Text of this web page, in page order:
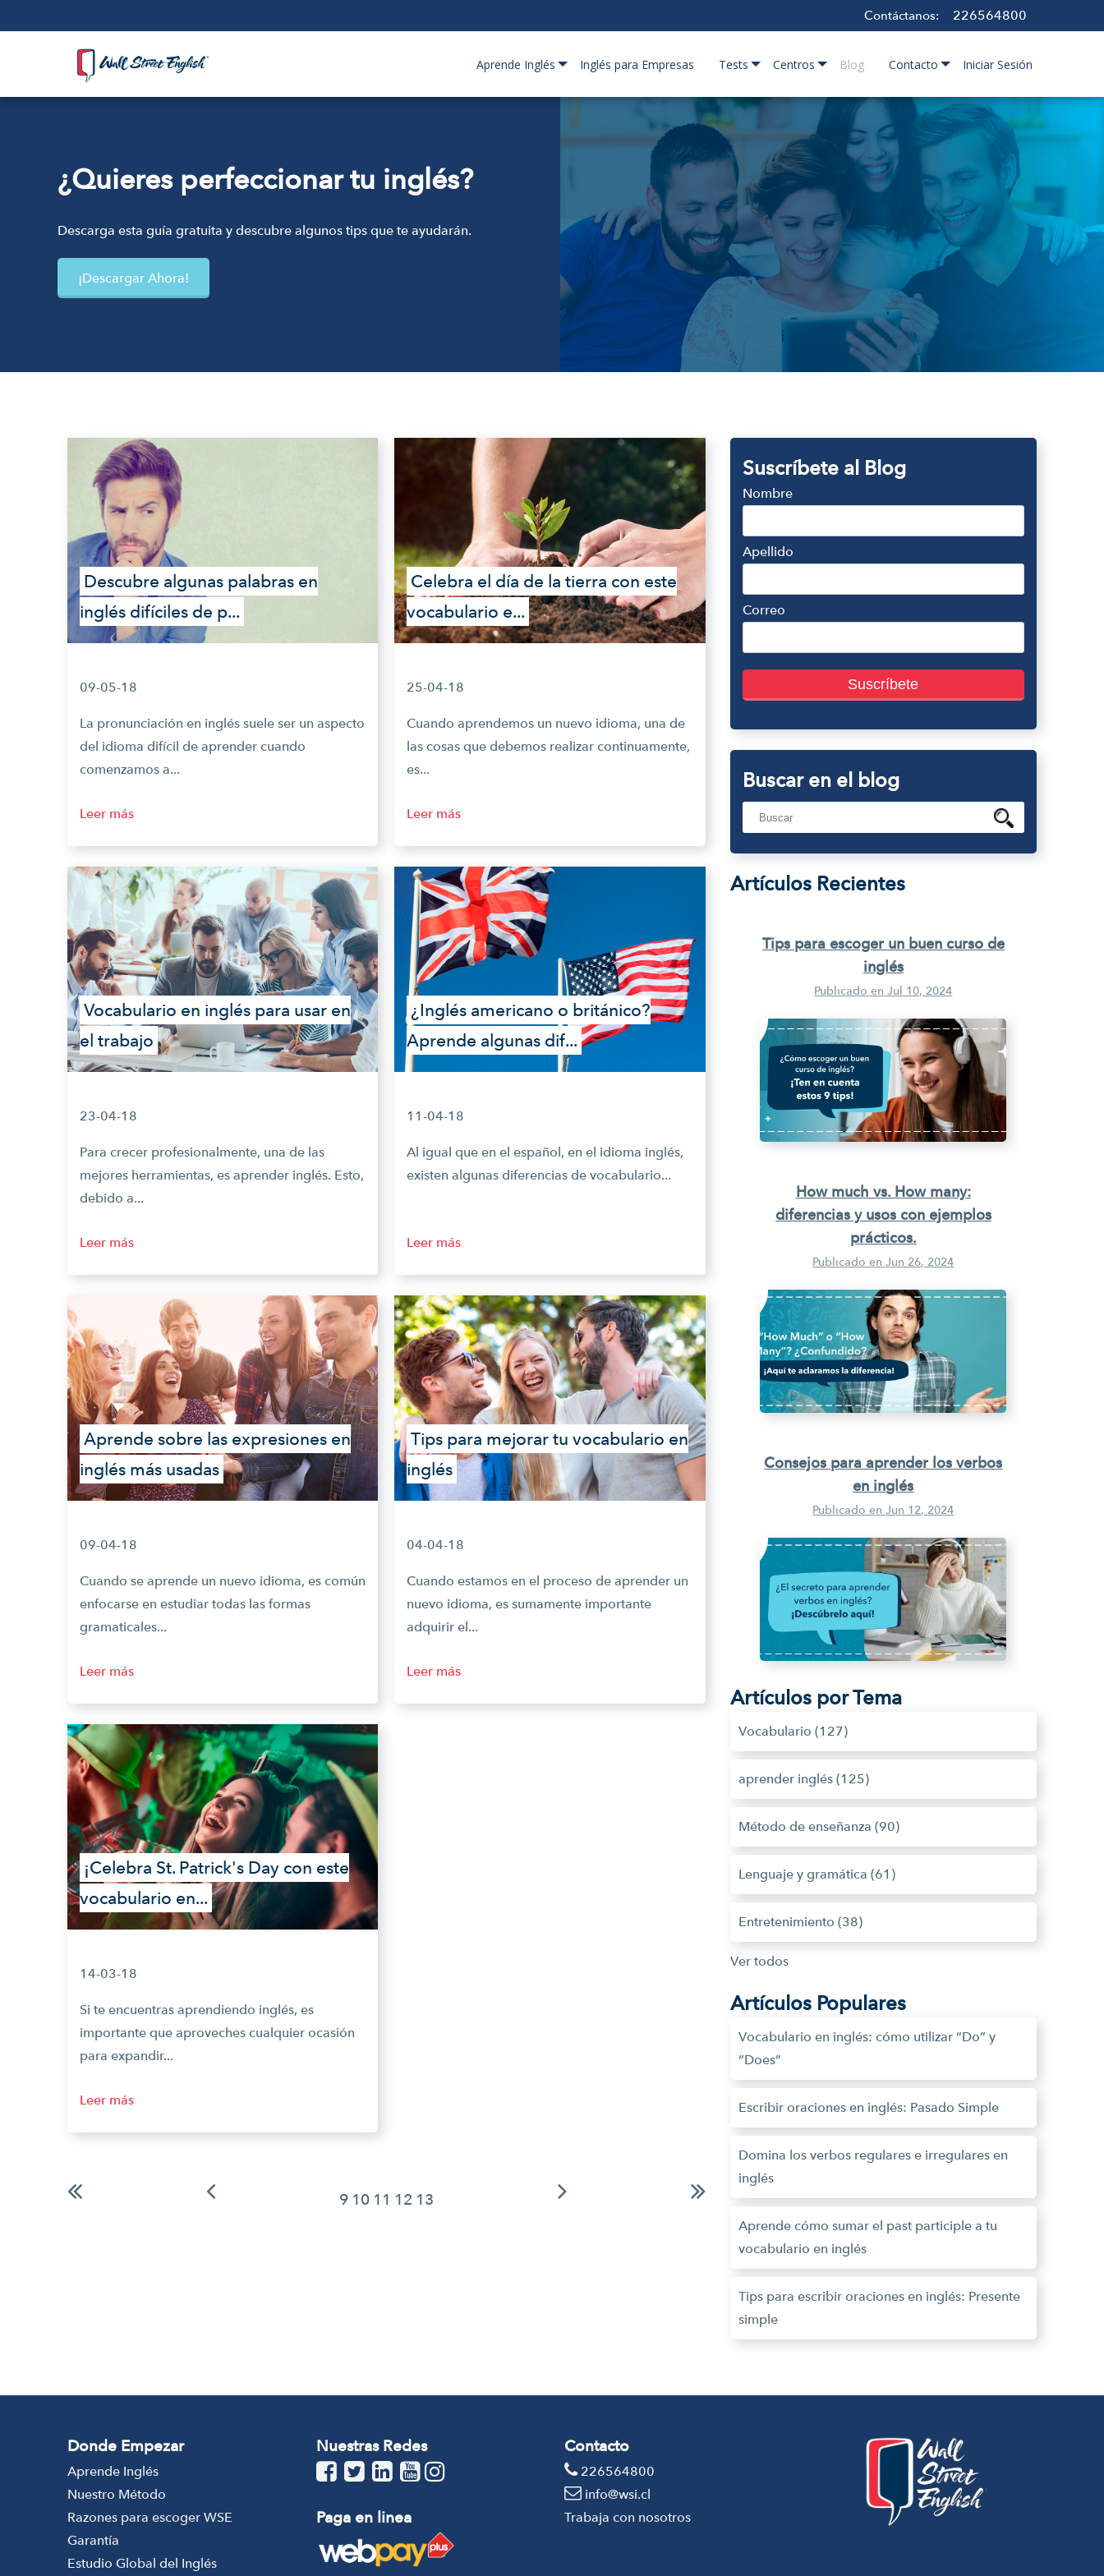
Contáctanos: 226564800
Aprende Inglés Inglés para Empresas Tests Centros Blog Contacto Iniciar Sesión
¿Quieres perfeccionar tu inglés?
Descarga esta guía gratuita y descubre algunos tips que te ayudarán.
¡Descargar Ahora!
Descubre algunas palabras en
inglés difíciles de p...
09-05-18
La pronunciación en inglés suele ser un aspecto
del idioma difícil de aprender cuando
comenzamos a...
Leer más
Celebra el día de la tierra con este
vocabulario e...
25-04-18
Cuando aprendemos un nuevo idioma, una de
las cosas que debemos realizar continuamente,
es...
Leer más
Vocabulario en inglés para usar en
el trabajo
23-04-18
Para crecer profesionalmente, una de las
mejores herramientas, es aprender inglés. Esto,
debido a...
Leer más
¿Inglés americano o británico?
Aprende algunas dif...
11-04-18
Al igual que en el español, en el idioma inglés,
existen algunas diferencias de vocabulario...
Leer más
Aprende sobre las expresiones en
inglés más usadas
09-04-18
Cuando se aprende un nuevo idioma, es común
enfocarse en estudiar todas las formas
gramaticales...
Leer más
Tips para mejorar tu vocabulario en
inglés
04-04-18
Cuando estamos en el proceso de aprender un
nuevo idioma, es sumamente importante
adquirir el...
Leer más
¡Celebra St. Patrick's Day con este
vocabulario en...
14-03-18
Si te encuentras aprendiendo inglés, es
importante que aproveches cualquier ocasión
para expandir...
Leer más
9 10 11 12 13
Suscríbete al Blog
Nombre
Apellido
Correo
Buscar en el blog
Artículos Recientes
Tips para escoger un buen curso de
inglés
Publicado en Jul 10, 2024
How much vs. How many:
diferencias y usos con ejemplos
prácticos.
Publicado en Jun 26, 2024
Consejos para aprender los verbos
en inglés
Publicado en Jun 12, 2024
Artículos por Tema
Vocabulario (127)
aprender inglés (125)
Método de enseñanza (90)
Lenguaje y gramática (61)
Entretenimiento (38)
Ver todos
Artículos Populares
Vocabulario en inglés: cómo utilizar “Do” y
“Does”
Escribir oraciones en inglés: Pasado Simple
Domina los verbos regulares e irregulares en
inglés
Aprende cómo sumar el past participle a tu
vocabulario en inglés
Tips para escribir oraciones en inglés: Presente
simple
Donde Empezar
Aprende Inglés
Nuestro Método
Razones para escoger WSE
Garantía
Estudio Global del Inglés
Nuestras Redes
Paga en linea
Contacto
226564800
info@wsi.cl
Trabaja con nosotros